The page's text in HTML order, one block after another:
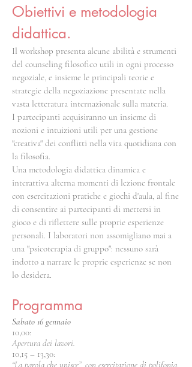
Obiettivi e metodologia
didattica.
Il workshop presenta alcune abilità e strumenti
del counseling filosofico utili in ogni processo
negoziale, e insieme le principali teorie e
strategie della negoziazione presentate nella
vasta letteratura internazionale sulla materia.
I partecipanti acquisiranno un insieme di
nozioni e intuizioni utili per una gestione
"creativa" dei conflitti nella vita quotidiana con
la filosofia.
Una metodologia didattica dinamica e
interattiva alterna momenti di lezione frontale
con esercitazioni pratiche e giochi d'aula, al fine
di consentire ai partecipanti di mettersi in
gioco e di riflettere sulle proprie esperienze
personali. I laboratori non assomigliano mai a
una "psicoterapia di gruppo": nessuno sarà
indotto a narrare le proprie esperienze se non
lo desidera.
Programma
Sabato 16 gennaio
10,00:
Apertura dei lavori.
10,15 – 13,30:
“La parola che unisce”, con esercitazione di polifonia